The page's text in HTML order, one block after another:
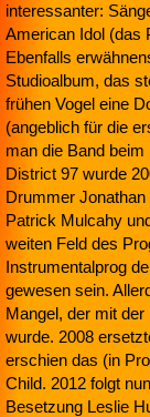
interessanter:
American Idol (das
Ebenfalls
Studioalbum, das
frühen Vogel eine
(angeblich für die
man die Band
District 97 wurde
Drummer
Patrick Mulcahy
weiten Feld des
Instrumentalprog
gewesen sein.
Mangel, der mit
wurde. 2008
erschien das (in
Child. 2012 folgt
Besetzung Leslie